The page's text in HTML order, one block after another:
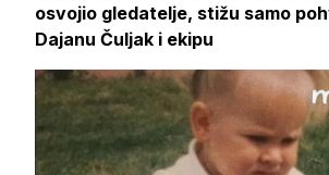
osvojio gledatelje, stižu samo
Dajanu Čuljak i ekipu